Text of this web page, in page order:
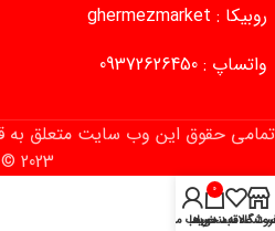
روبیکا : ghermezmarket
واتساپ : 09372626450
© 2023
علاقه‌مندی‌ها
0
سبد خرید
حساب من